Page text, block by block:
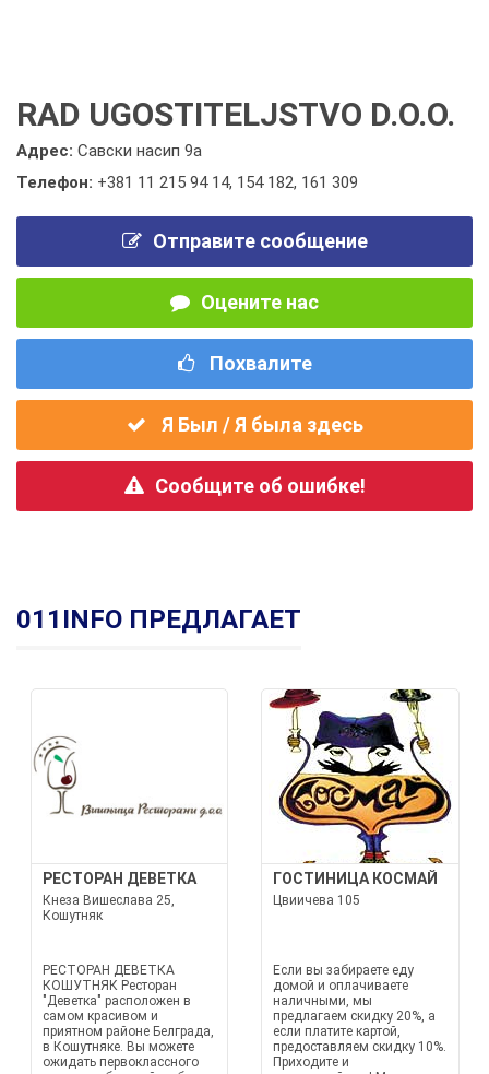
RAD UGOSTITELJSTVO D.O.O.
Адрес: Савски насип 9а
Телефон: +381 11 215 94 14, 154 182, 161 309
Отправите сообщение
Оцените нас
Похвалите
Я Был / Я была здесь
Сообщите об ошибке!
011INFO ПРЕДЛАГАЕТ
РЕСТОРАН ДЕВЕТКА
Кнеза Вишеслава 25,
Кошутняк
РЕСТОРАН ДЕВЕТКА
КОШУТНЯК Ресторан
"Деветка" расположен в
самом красивом и
приятном районе Белграда,
в Кошутняке. Вы можете
ожидать первоклассного
ГОСТИНИЦА КОСМАЙ
Цвиичева 105
Если вы забираете еду
домой и оплачиваете
наличными, мы
предлагаем скидку 20%, а
если платите картой,
предоставляем скидку 10%.
Приходите и